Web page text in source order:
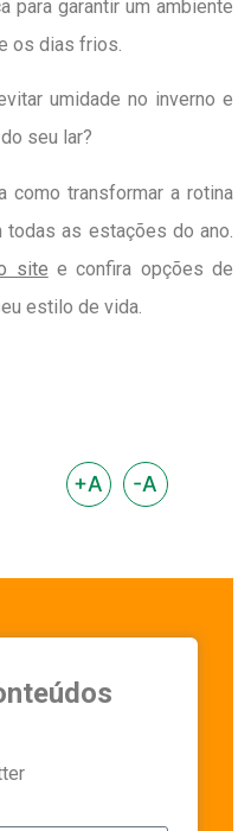
para garantir um ambiente
os dias frios.
umidade no inverno e
seu lar?
como transformar a rotina
todas as estações do ano.
site e confira opções de
estilo de vida.
+A -A